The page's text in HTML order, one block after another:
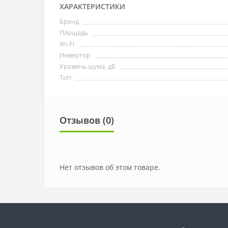
ХАРАКТЕРИСТИКИ
Бренд
Площадь
Wi-Fi
Инвертор
Уровень шума, дБ
Тип
Отзывов (0)
Нет отзывов об этом товаре.